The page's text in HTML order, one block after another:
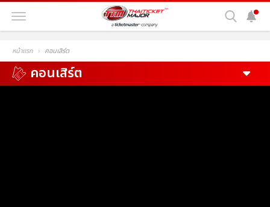
หน้าแรก คอนเสิร์ต
คอนเสิร์ต